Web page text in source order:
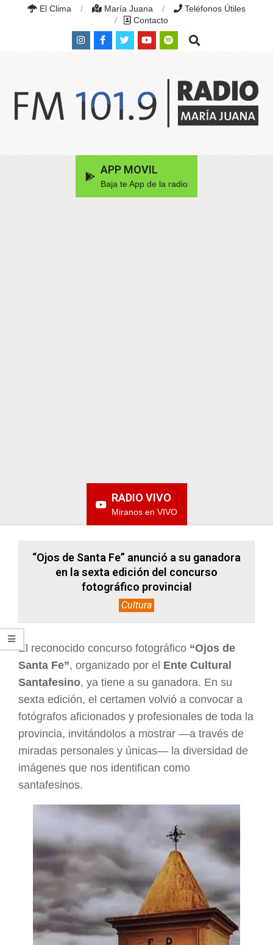
El Clima María Juana
Teléfonos Útiles
Contacto
Search
APP MOVIL
Baja te App de la radio
RADIO VIVO
Miranos en VIVO
“Ojos de Santa Fe” anunció a su ganadora
en la sexta edición del concurso
fotográfico provincial
Cultura
El reconocido concurso fotográfico “Ojos de
Santa Fe”, organizado por el Ente Cultural
Santafesino, ya tiene a su ganadora. En su
sexta edición, el certamen volvió a convocar a
fotógrafos aficionados y profesionales de toda la
provincia, invitándolos a mostrar —a través de
miradas personales y únicas— la diversidad de
imágenes que nos identifican como
santafesinos.